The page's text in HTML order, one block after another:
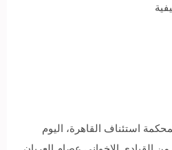
إيجارات بمحكمة استئناف القاهرة، اليوم